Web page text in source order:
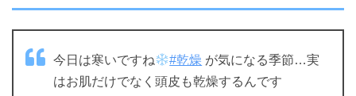
今日は寒いですね #乾燥 が気になる季節…実
はお肌だけでなく頭皮も乾燥するんです